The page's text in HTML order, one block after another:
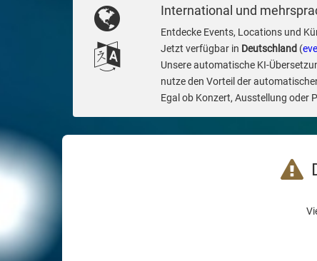
International und
Entdecke Events, Locations und
Jetzt verfügbar in Deutschland (
Unsere automatische KI-
nutze den Vorteil der
Egal ob Konzert, Ausstellung oder